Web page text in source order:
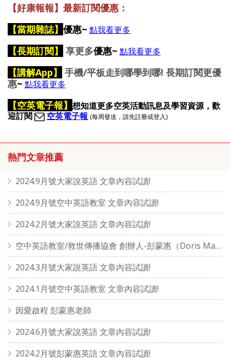
【好康報報】最新訂閱優惠：
【當期雜誌】 優惠~ 點我看更多
【長期訂閱】 享更多優惠~ 點我看更多
【講解App】
手機/平板走到哪學到哪! 長期訂閱更優
惠~ 點我看更多
【空英電子報】 想知道更多空英活動訊息及學習資源，歡
迎訂閱
空英電子報 (每周發送，請先註冊或登入)
熱門文章推薦
2024.9月號大家說英語 文章內容試讀!
2024.9月號空中英語教室 文章內容試讀!
2024.2月號大家說英語 文章內容試讀!
空中英語教室/救世傳播協會 創辦人-彭蒙惠（Doris Marie Brougham）
2024.3月號大家說英語 文章內容試讀!
2024.1月號空中英語教室 文章內容試讀!
因愛啟程 彭蒙惠老師
2024.6月號大家說英語 文章內容試讀!
2024.2月號彭蒙惠英語 文章內容試讀!